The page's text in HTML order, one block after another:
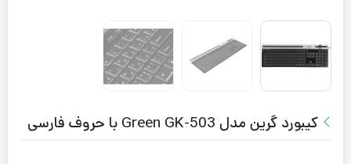
کیبورد گرین مدل Green GK-503 با حروف فارسی